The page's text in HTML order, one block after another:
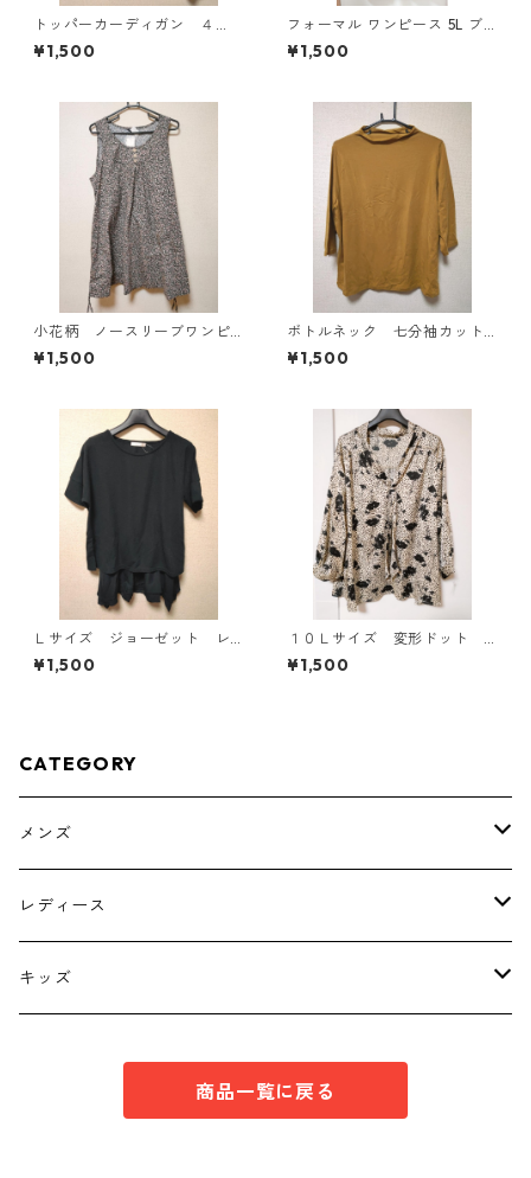
トッパーカーディガン ４
Ｌ グレー KAE-4814
¥1,500
フォーマル ワンピース 5L ブ
ラック ◆KIY-1300◆
¥1,500
小花柄 ノースリーブワンピ
ース ４Ｌ ブラック KAE-
4819
¥1,500
ボトルネック 七分袖カット
ソー ４Ｌ マスタード KA
E-4816
¥1,500
Ｌサイズ ジョーゼット レ
イヤード風プルオーバー ブ
ラック KAE-4792
¥1,500
１０Ｌサイズ 変形ドット
花柄 ボウタイブラウス オ
フホワイト KAE-4772
¥1,500
CATEGORY
メンズ
トップス
ボトムス
レディース
トップス
キッズ
商品一覧に戻る